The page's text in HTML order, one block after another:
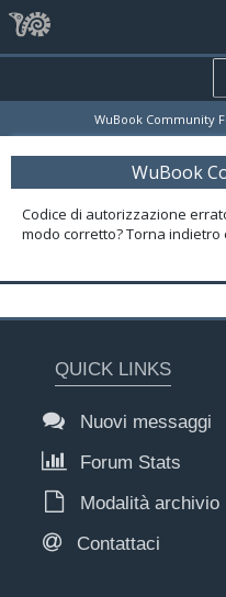
WuBook Community
WuBook
Codice di autorizzazione
modo corretto? Torna indietro
QUICK LINKS
Nuovi messaggi
Forum Stats
Modalità archivio
Contattaci